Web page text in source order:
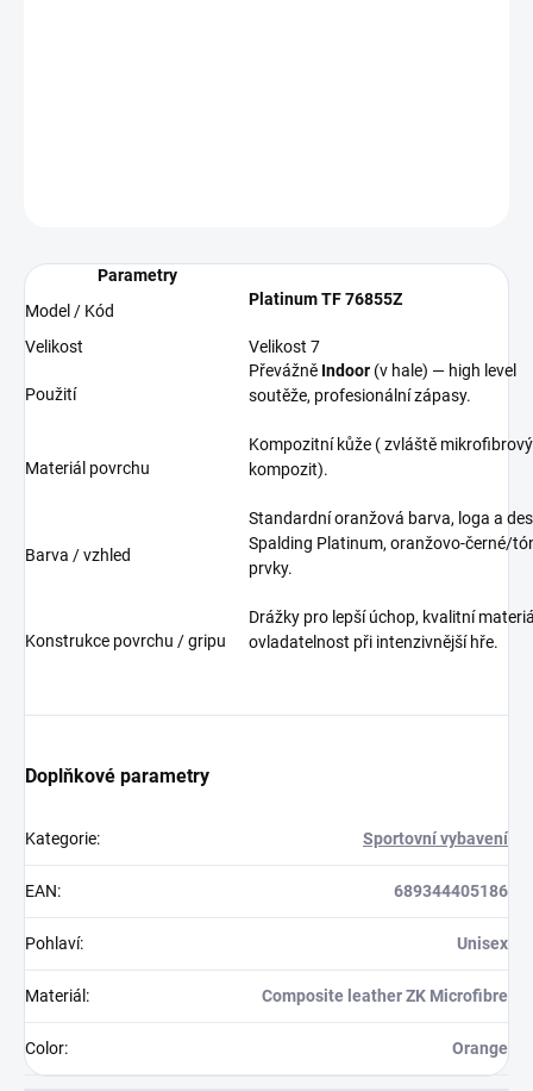
Parametry
Model / Kód
Platinum TF 76855Z
Velikost Velikost 7
Použití
Převážně Indoor (v hale) — high level
soutěže, profesionální zápasy.
Materiál povrchu
Kompozitní kůže ( zvláště mikrofibrový
kompozit).
Barva / vzhled
Standardní oranžová barva, loga a
Spalding Platinum, oranžovo-černé/
prvky.
Konstrukce povrchu / gripu
Drážky pro lepší úchop, kvalitní
ovladatelnost při intenzivnější hře.
Doplňkové parametry
Kategorie: Sportovní vybavení
EAN: 689344405186
Pohlaví: Unisex
Materiál : Composite leather ZK Microfibre
Color: Orange